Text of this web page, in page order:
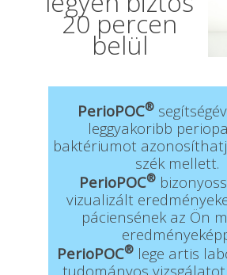
20 percen
belül
PerioPOC®
leggyakoribb
baktériumot
szék mellett.
PerioPOC®
vizualizált
páciensének az Ön
PerioPOC® lege artis
tudományos